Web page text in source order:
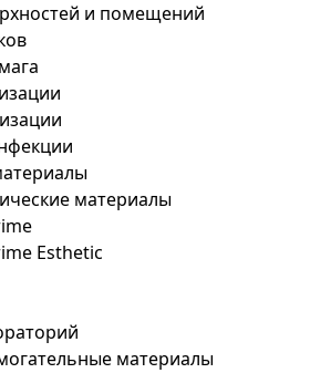
и помещений
материалы
Esthetic
материалы